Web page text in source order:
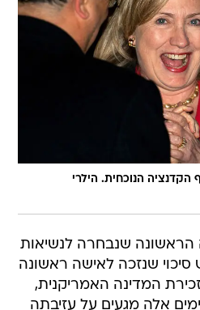
הנוכחית. הילרי
שנבחרה לנשיאות
שנזכה לאישה ראשונה
המדינה האמריקנית,
אלה מגעים על עזיבתה